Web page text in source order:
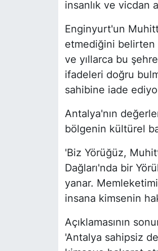
insanlık ve vicdan
Enginyurt'un
etmediğini belirten
ve yıllarca bu
ifadeleri doğru
sahibine iade
Antalya'nın
bölgenin kültürel
'Biz Yörüğüz,
Dağları'nda bir
yanar.
insana kimsenin
Açıklamasının
'Antalya sahipsiz